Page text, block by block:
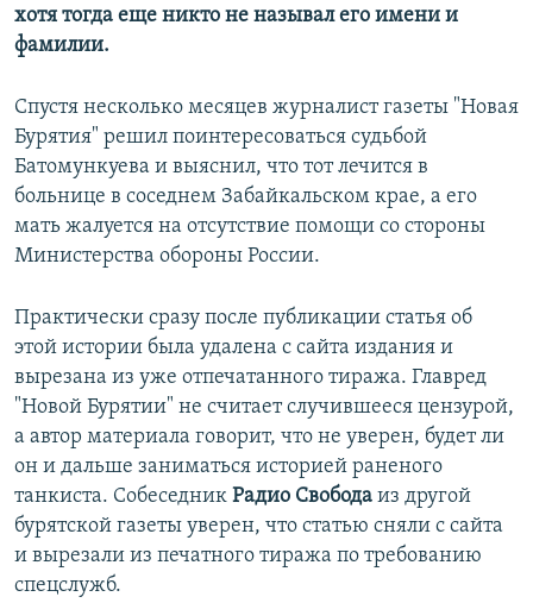
хотя тогда еще никто не называл его имени и
фамилии.
Спустя несколько месяцев журналист газеты "Новая
Бурятия" решил поинтересоваться судьбой
Батомункуева и выяснил, что тот лечится в
больнице в соседнем Забайкальском крае, а его
мать жалуется на отсутствие помощи со стороны
Министерства обороны России.
Практически сразу после публикации статья об
этой истории была удалена с сайта издания и
вырезана из уже отпечатанного тиража. Главред
"Новой Бурятии" не считает случившееся цензурой,
а автор материала говорит, что не уверен, будет ли
он и дальше заниматься историей раненого
танкиста. Собеседник Радио Свобода из другой
бурятской газеты уверен, что статью сняли с сайта
и вырезали из печатного тиража по требованию
спецслужб.